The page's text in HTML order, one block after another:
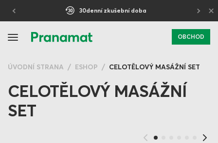
30denní zkušební doba
Doručeno nejpozději do 3 pracovních dnů ×
OBCHOD
ÚVODNÍ STRANA ESHOP CELOTĚLOVÝ MASÁŽNÍ SET
CELOTĚLOVÝ MASÁŽNÍ
SET